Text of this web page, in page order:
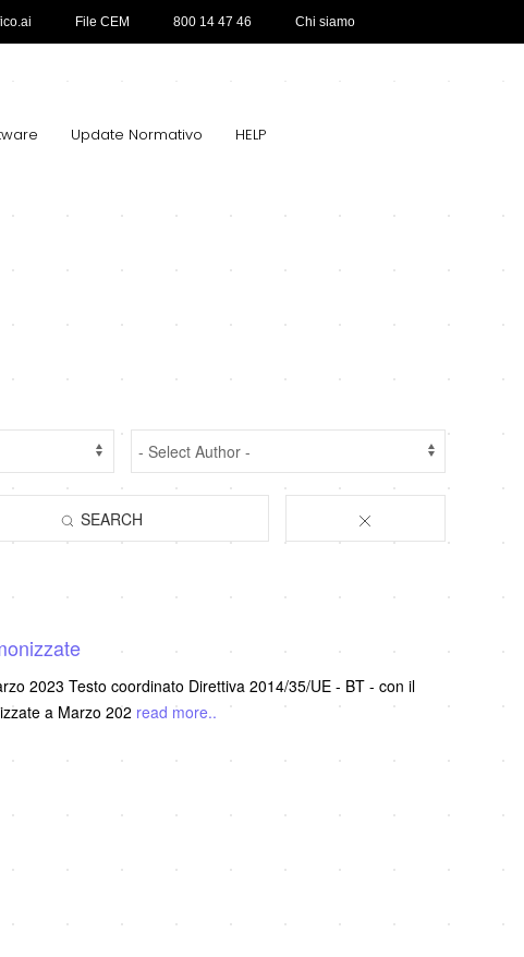
File CEM 800 14 47 46 Chi siamo
Update Normativo HELP
SEARCH
- BT - con il
a Marzo 202 read more..